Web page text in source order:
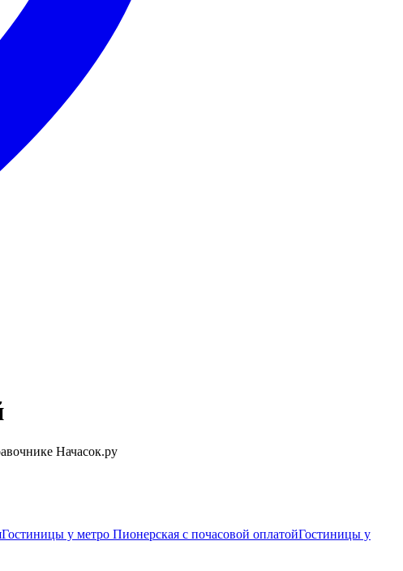
Начасок.ру
Гостиницы у метро Пионерская c почасовой оплатойГостиницы у